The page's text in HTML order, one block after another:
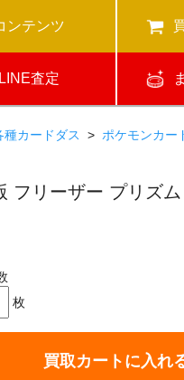
ンテンツ
LINE査定
種カードダス > ポケモンカー
フリーザー プリズム
枚
買取カートに入れ